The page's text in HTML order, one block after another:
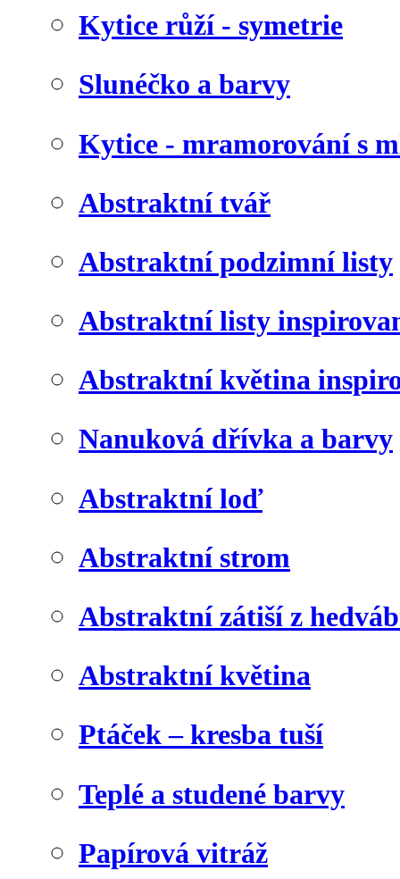
Kytice růží - symetrie
Slunéčko a barvy
Kytice - mramorování s
Abstraktní tvář
Abstraktní podzimní listy
Abstraktní listy
Abstraktní květina
Nanuková dřívka a barvy
Abstraktní loď
Abstraktní strom
Abstraktní zátiší z
Abstraktní květina
Ptáček – kresba tuší
Teplé a studené barvy
Papírová vitráž